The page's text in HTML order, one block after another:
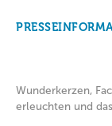
Wunderkerzen,
erleuchten und